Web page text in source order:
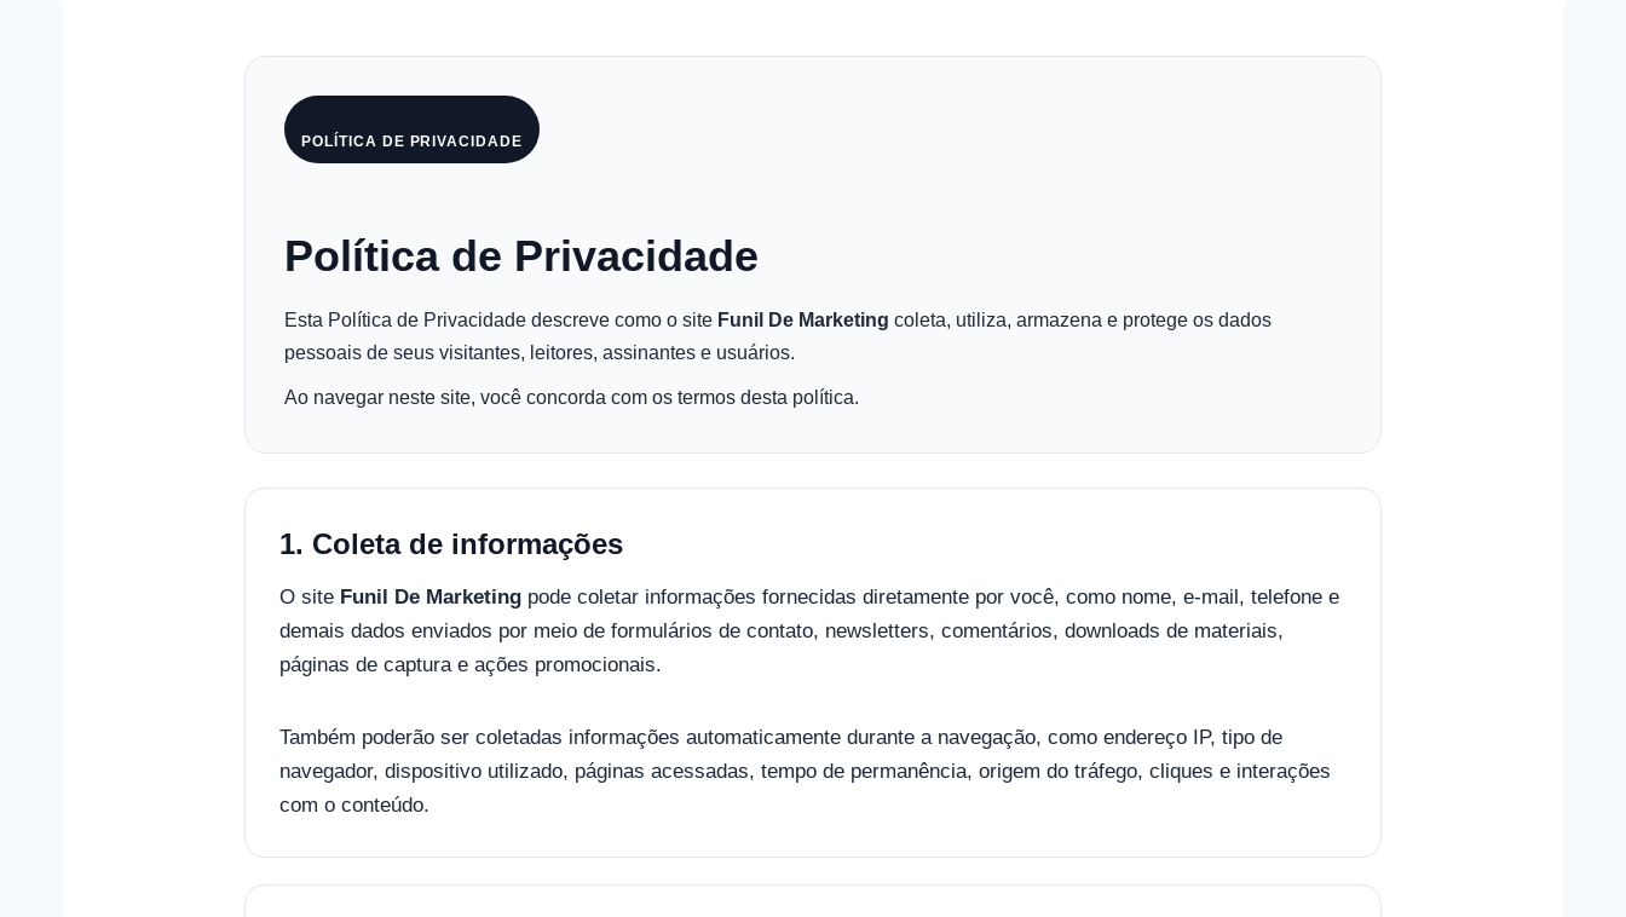
POLÍTICA DE PRIVACIDADE
Política de Privacidade
Esta Política de Privacidade descreve como o site Funil De Marketing coleta, utiliza, armazena e protege os dados
pessoais de seus visitantes, leitores, assinantes e usuários.
Ao navegar neste site, você concorda com os termos desta política.
1. Coleta de informações
O site Funil De Marketing pode coletar informações fornecidas diretamente por você, como nome, e-mail, telefone e
demais dados enviados por meio de formulários de contato, newsletters, comentários, downloads de materiais,
páginas de captura e ações promocionais.
Também poderão ser coletadas informações automaticamente durante a navegação, como endereço IP, tipo de
navegador, dispositivo utilizado, páginas acessadas, tempo de permanência, origem do tráfego, cliques e interações
com o conteúdo.